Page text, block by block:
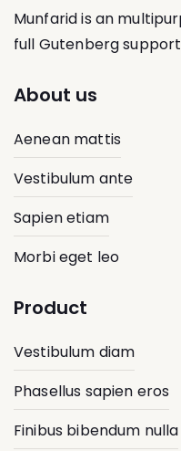
Munfarid is an
full Gutenberg
About us
Aenean mattis
Vestibulum ante
Sapien etiam
Morbi eget leo
Product
Vestibulum diam
Phasellus sapien eros
Finibus bibendum nulla